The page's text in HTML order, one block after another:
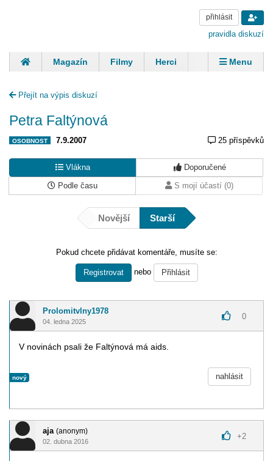
přihlásit
pravidla diskuzí
Magazín Filmy Herci
Zpěváci
Panovníci
Finančníci
Menu
Přejít na výpis diskuzí
Petra Faltýnová
OSOBNOST 7.9.2007 25 příspěvků
Vlákna
Doporučené
Podle času
S mojí účastí (0)
Novější Starší
Pokud chcete přidávat komentáře, musíte se:
Registrovat nebo Přihlásit
Prolomitvlny1978
04. ledna 2025
0
V novinách psali že Faltýnová má aids.
nový nahlásit
aja (anonym)
02. dubna 2016
+2